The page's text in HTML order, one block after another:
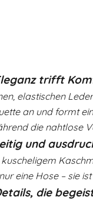
trifft
elastischen
an und formt
die nahtlose
und
eine Hose – sie
die